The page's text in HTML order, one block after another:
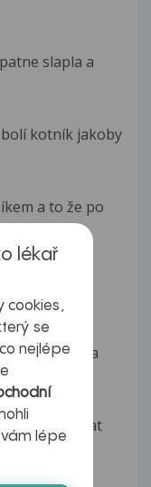
slapla a
kotník jakoby
a to že po
kotníky a
byla tancovat
lékař
cookies,
se
nejlépe
lépe